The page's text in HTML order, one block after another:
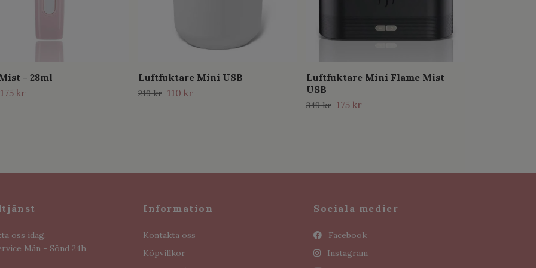
- 28ml
175 kr
Luftfuktare Mini USB
219 kr 110 kr
Luftfuktare Mini Flame Mist
USB
349 kr 175 kr
oss idag.
Mån - Sönd 24h
Information
Kontakta oss
Köpvillkor
Sociala medier
Facebook
Instagram